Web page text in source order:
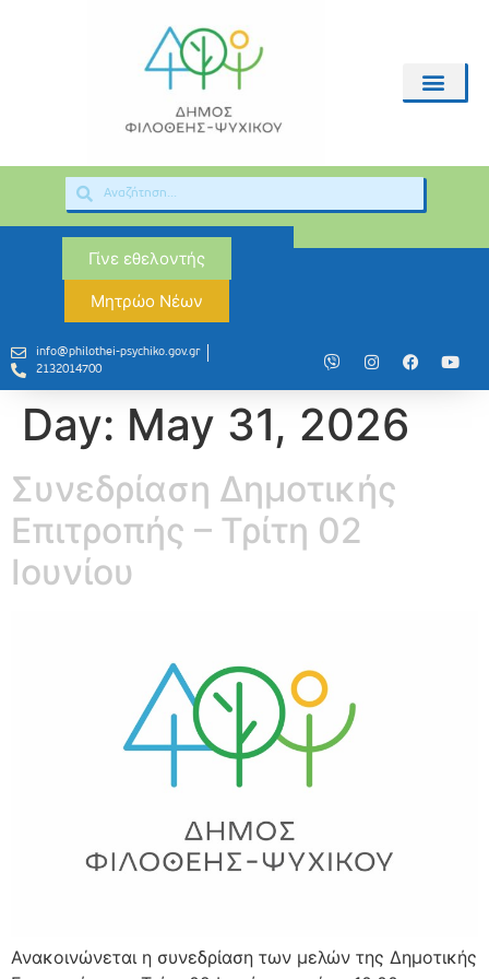
Γίνε εθελοντής
Μητρώο Νέων
info@philothei-psychiko.gov.gr
2132014700
Day: May 31, 2026
Συνεδρίαση Δημοτικής
Επιτροπής – Τρίτη 02
Ιουνίου
Ανακοινώνεται η συνεδρίαση των μελών της Δημοτικής